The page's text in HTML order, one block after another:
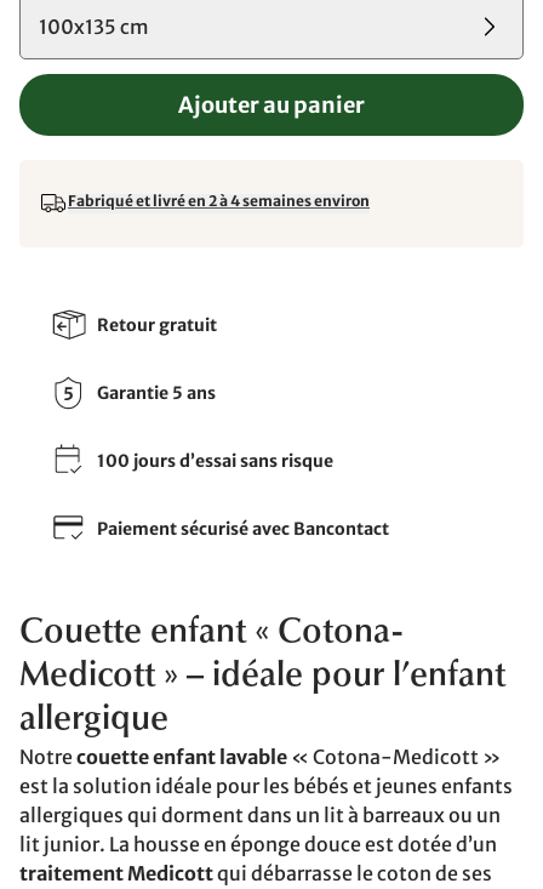
100x135 cm
Ajouter au panier
Fabriqué et livré en 2 à 4 semaines environ
Retour gratuit
Garantie 5 ans
100 jours d’essai sans risque
Paiement sécurisé avec Bancontact
Couette enfant « Cotona-
Medicott » – idéale pour l’enfant
allergique
Notrecouette enfant lavable « Cotona-Medicott »
est la solution idéale pour les bébés et jeunes enfants
allergiques qui dorment dans un lit à barreaux ou un
lit junior. La housse en éponge douce est dotée d’un
traitement Medicottqui débarrasse le coton de ses